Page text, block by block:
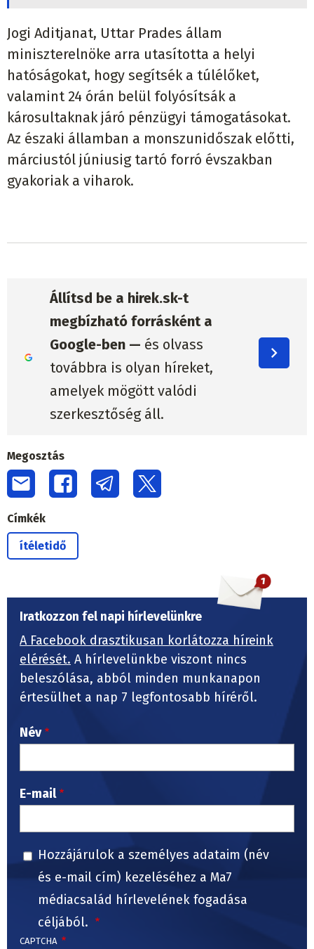
Jogi Aditjanat, Uttar Prades állam
miniszterelnöke arra utasította a helyi
hatóságokat, hogy segítsék a túlélőket,
valamint 24 órán belül folyósítsák a
károsultaknak járó pénzügyi támogatásokat.
Az északi államban a monszunidőszak előtti,
márciustól júniusig tartó forró évszakban
gyakoriak a viharok.
Állítsd be a hirek.sk-t
megbízható forrásként a
Google-ben — és olvass
továbbra is olyan híreket,
amelyek mögött valódi
szerkesztőség áll.
Megosztás
Címkék
ítéletidő
Iratkozzon fel napi hírlevelünkre
A Facebook drasztikusan korlátozza híreink
elérését. A hírlevelünkbe viszont nincs
beleszólása, abból minden munkanapon
értesülhet a nap 7 legfontosabb híréről.
Név
E-mail
Hozzájárulok a személyes adataim (név
és e-mail cím) kezeléséhez a Ma7
médiacsalád hírlevelének fogadása
céljából.
CAPTCHA